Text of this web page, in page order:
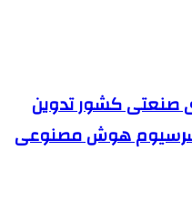
صنعتی کشور تدوین
هوش مصنوعی